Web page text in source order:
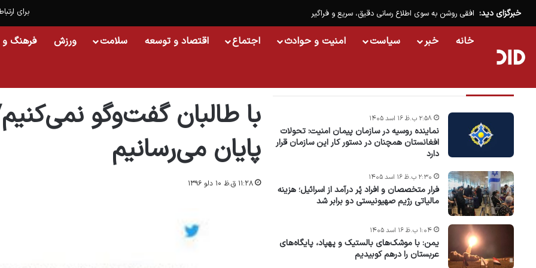
برای خبرگزای دید: افقی روشن به سوی اطلاع رسانی دقیق، سریع و فراگیر
خانه خبر سیاست امنیت و حوادث اجتماع اقتصاد و توسعه سلامت ورزش فرهنگ و
با طالبان گفت‌وگو
پایان می‌رسانیم
۱۱:۲۸ ق.ظ ۱۰ دلو ۱۳۹۶
نماینده روسیه در سازمان پیمان امنیت: تحولات
افغانستان همچنان در دستور کار این سازمان قرار
دارد
۲:۵۸ ب.ظ ۱۶ اسد ۱۴۰۵
فرار متخصصان و افراد پُر درآمد از اسرائیل؛ هزینه
مالیاتی رژیم صهیونیستی دو برابر شد
۲:۳۰ ب.ظ ۱۶ اسد ۱۴۰۵
یمن: با موشک‌های بالستیک و پهپاد، پایگاه‌های
عربستان را درهم کوبیدیم
۱:۰۴ ب.ظ ۱۶ اسد ۱۴۰۵